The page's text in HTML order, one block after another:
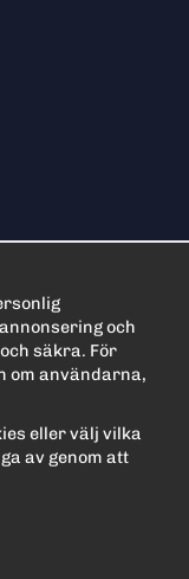
och
säkra. För
om användarna,
eller välj vilka
av genom att